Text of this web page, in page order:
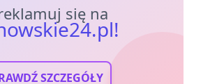
się na
SZCZEGÓŁY